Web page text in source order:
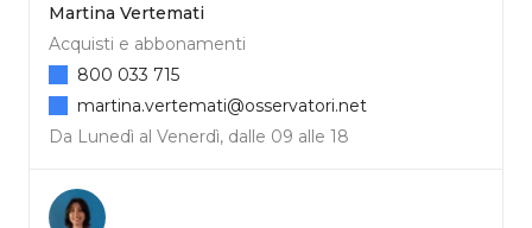
Martina Vertemati
Acquisti e abbonamenti
Da Lunedì al Venerdì, dalle 09 alle 18
800 033 715
martina.vertemati@osservatori.net